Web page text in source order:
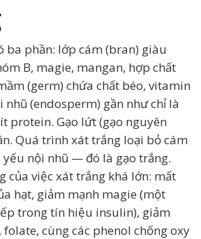
ba phần: lớp cám (bran) giàu
B, magie, mangan, hợp chất
(germ) chứa chất béo, vitamin
nhũ (endosperm) gần như chỉ là
protein. Gạo lứt (gạo nguyên
Quá trình xát trắng loại bỏ cám
yếu nội nhũ — đó là gạo trắng.
của việc xát trắng khá lớn: mất
hạt, giảm mạnh magie (một
trong tín hiệu insulin), giảm
folate, cùng các phenol chống oxy